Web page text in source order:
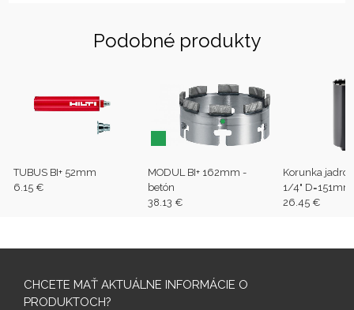
Podobné produkty
TUBUS BI+ 52mm
6.15 €
MODUL BI+ 162mm -
betón
38.13 €
Korunka
1/4" D=151mm
26.45 €
CHCETE MAŤ AKTUÁLNE INFORMÁCIE O
PRODUKTOCH?